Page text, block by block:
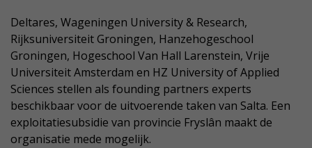
Deltares, Wageningen University & Research,
Rijksuniversiteit Groningen, Hanzehogeschool
Groningen, Hogeschool Van Hall Larenstein, Vrije
Universiteit Amsterdam en HZ University of Applied
Sciences stellen als founding partners experts
beschikbaar voor de uitvoerende taken van Salta. Een
exploitatiesubsidie van provincie Fryslân maakt de
organisatie mede mogelijk.